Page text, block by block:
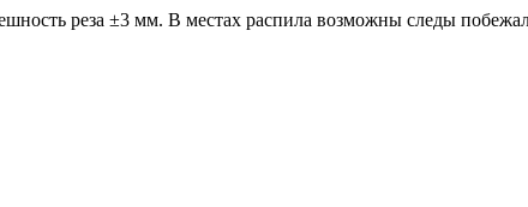
реза ±3 мм. В местах распила возможны следы